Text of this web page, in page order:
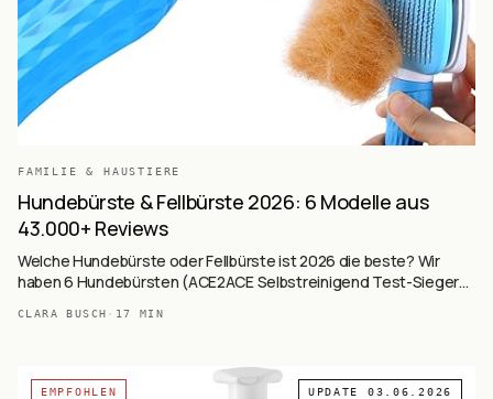
FAMILIE & HAUSTIERE
Hundebürste & Fellbürste 2026: 6 Modelle aus
43.000+ Reviews
Welche Hundebürste oder Fellbürste ist 2026 die beste? Wir
haben 6 Hundebürsten (ACE2ACE Selbstreinigend Test-Sieger
Unterfellbürste M-L für Doppelhaar, Dampfbürste mit Spray, Profi
Käufer-Reviews ausgewertet — Selbstreinigend vs. Soft vs.
Unterfell vs. Dampf vs. Entfilzer.
CLARA BUSCH · 17 MIN
EMPFOHLEN UPDATE 03.06.2026